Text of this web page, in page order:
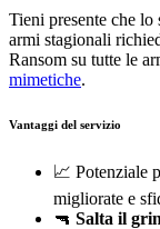
Tieni presente che
armi stagionali
Ransom su tutte le
mimetiche.
Vantaggi del servizio
📈 Potenziale
migliorate e
🔫 Salta il